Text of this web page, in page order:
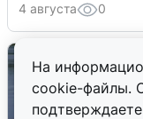
На
cookie-файлы.
4 августа 0